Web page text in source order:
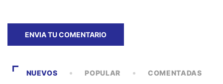
NUEVOS POPULAR COMENTADAS